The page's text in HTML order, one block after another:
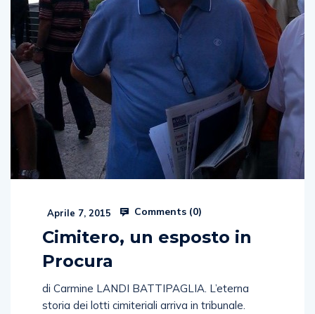
Aprile 7, 2015 Comments (0)
Cimitero, un esposto in
Procura
di Carmine LANDI BATTIPAGLIA. L’eterna
storia dei lotti cimiteriali arriva in tribunale.